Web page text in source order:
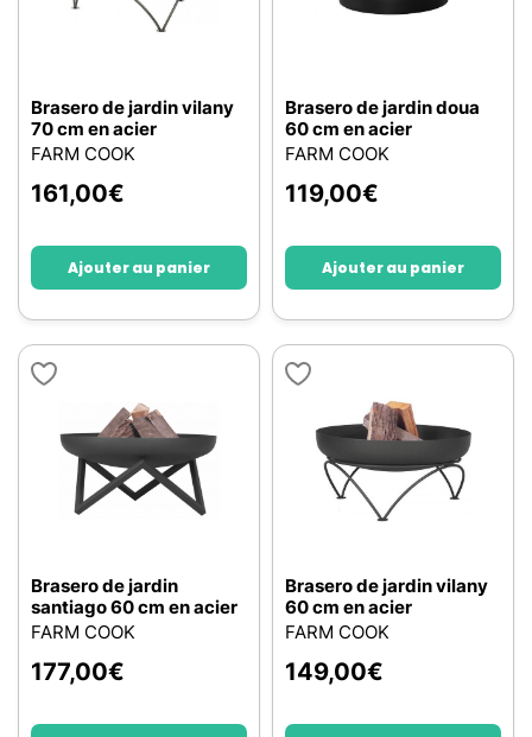
Brasero de jardin vilany
70 cm en acier
FARM COOK
161,00€
Ajouter au panier
Brasero de jardin doua
60 cm en acier
FARM COOK
119,00€
Ajouter au panier
Brasero de jardin
santiago 60 cm en acier
FARM COOK
177,00€
Brasero de jardin vilany
60 cm en acier
FARM COOK
149,00€